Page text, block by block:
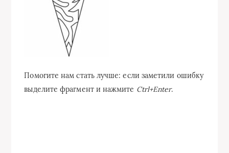
Помогите нам стать лучше: если заметили ошибку
выделите фрагмент и нажмите Ctrl+Enter.